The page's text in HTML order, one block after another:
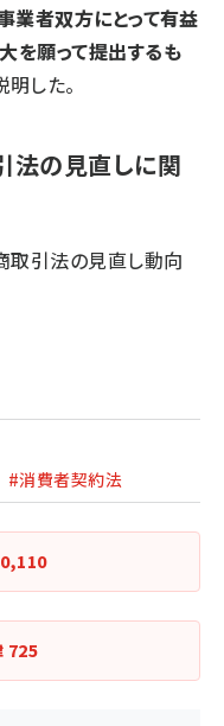
業者双方にとって有益
を願って提出するも
した。
法の見直しに関
取引法の見直し動向
#消費者契約法
725